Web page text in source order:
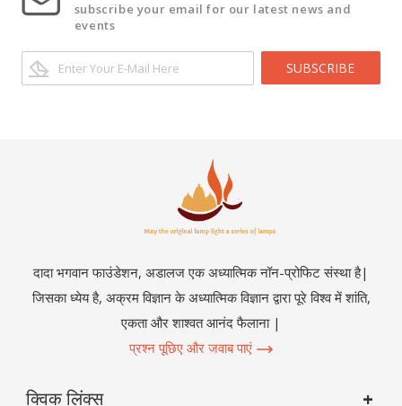
subscribe your email for our latest news and
events
SUBSCRIBE
दादा भगवान फाउंडेशन, अडालज एक अध्यात्मिक नॉन-प्रोफिट संस्था है|
जिसका ध्येय है, अक्रम विज्ञान के अध्यात्मिक विज्ञान द्वारा पूरे विश्व में शांति,
एकता और शाश्वत आनंद फैलाना |
प्रश्न पूछिए और जवाब पाएं
क्विक लिंक्स